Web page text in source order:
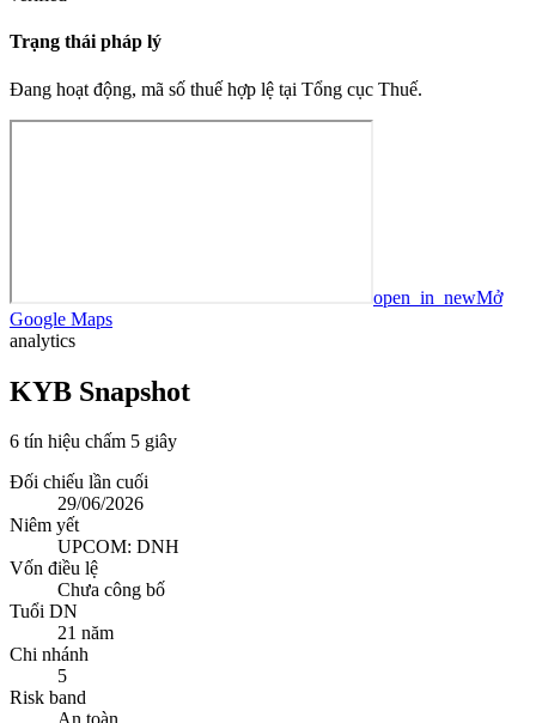
Trạng thái pháp lý
Đang hoạt động, mã số thuế hợp lệ tại Tổng cục Thuế.
open_in_newMở
Google Maps
analytics
KYB Snapshot
6 tín hiệu chấm 5 giây
Đối chiếu lần cuối
29/06/2026
Niêm yết
UPCOM: DNH
Vốn điều lệ
Chưa công bố
Tuổi DN
21 năm
Chi nhánh
5
Risk band